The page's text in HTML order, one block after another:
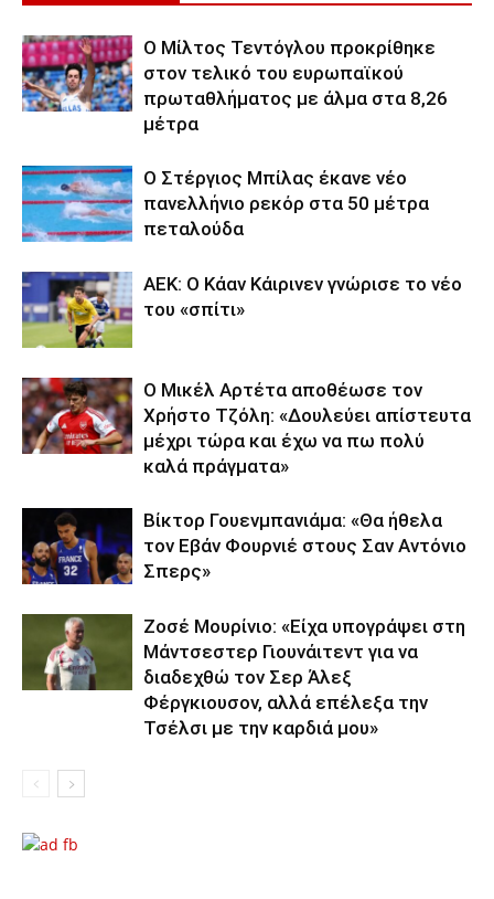
Ο Μίλτος Τεντόγλου προκρίθηκε
στον τελικό του ευρωπαϊκού
πρωταθλήματος με άλμα στα 8,26
μέτρα
Ο Στέργιος Μπίλας έκανε νέο
πανελλήνιο ρεκόρ στα 50 μέτρα
πεταλούδα
ΑΕΚ: Ο Κάαν Κάιρινεν γνώρισε το νέο
του «σπίτι»
Ο Μικέλ Αρτέτα αποθέωσε τον
Χρήστο Τζόλη: «Δουλεύει απίστευτα
μέχρι τώρα και έχω να πω πολύ
καλά πράγματα»
Βίκτορ Γουενμπανιάμα: «Θα ήθελα
τον Εβάν Φουρνιέ στους Σαν Αντόνιο
Σπερς»
Ζοσέ Μουρίνιο: «Είχα υπογράψει στη
Μάντσεστερ Γιουνάιτεντ για να
διαδεχθώ τον Σερ Άλεξ
Φέργκιουσον, αλλά επέλεξα την
Τσέλσι με την καρδιά μου»